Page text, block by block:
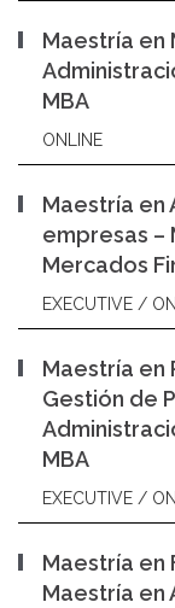
Maestría en
MBA
ONLINE
Maestría en
empresas –
Mercados
EXECUTIVE /
Maestría en
Gestión de
MBA
EXECUTIVE /
Maestría en
Maestría en